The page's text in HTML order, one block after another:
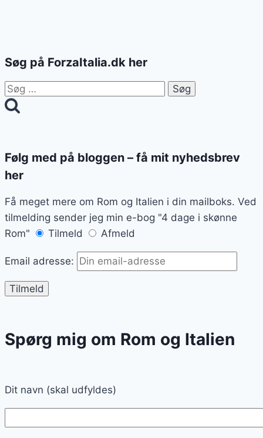
Søg på ForzaItalia.dk her
Søg
efter:
Følg med på bloggen – få mit nyhedsbrev
her
Få meget mere om Rom og Italien i din mailboks. Ved
tilmelding sender jeg min e-bog "4 dage i skønne
Rom"
Tilmeld Afmeld
Email adresse:
Spørg mig om Rom og Italien
Dit navn (skal udfyldes)